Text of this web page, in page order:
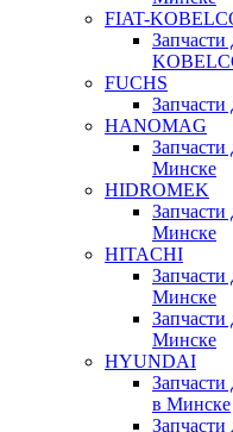
FIAT-
Запчасти
FUCHS
HANOMAG
Минске
HIDROMEK
Минске
HITACHI
Минске
Запчасти
Минске
HYUNDAI
в Минске